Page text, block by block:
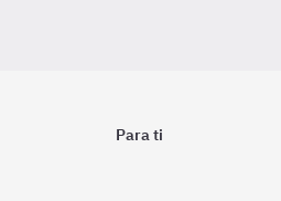
Para ti